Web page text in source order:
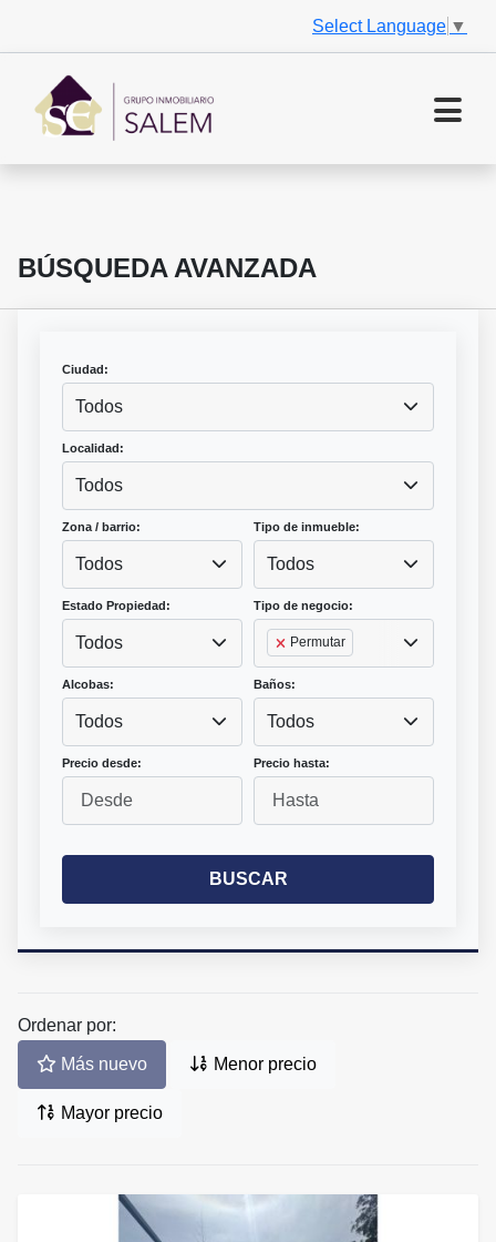
Select Language ▼
BÚSQUEDA AVANZADA
Ciudad:
Todos
Localidad:
Todos
Zona / barrio:
Todos
Tipo de inmueble:
Todos
Estado Propiedad:
Todos
Tipo de negocio:
Permutar
Alcobas:
Todos
Baños:
Todos
Precio desde: Precio hasta:
BUSCAR
Ordenar por:
Más nuevo Menor precio
Mayor precio